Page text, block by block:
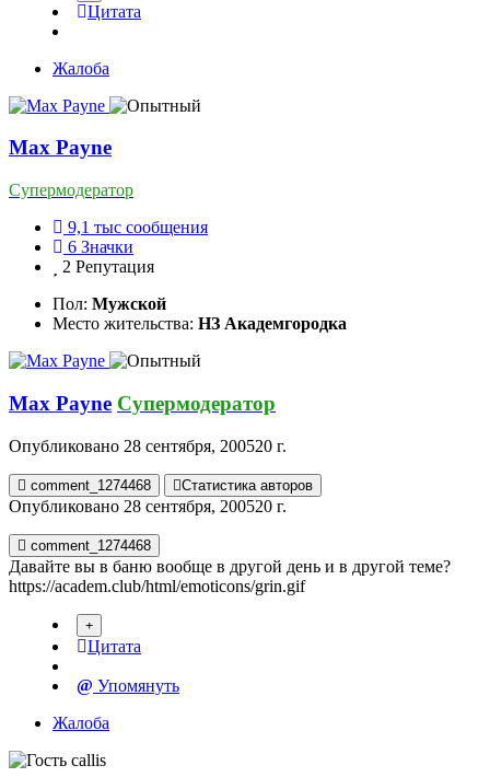
Цитата
Жалоба
Max Payne
Супермодератор
9,1 тыс сообщения
6 Значки
2 Репутация
Пол: Мужской
Место жительства: НЗ Академгородка
Max Payne Супермодератор
Опубликовано 28 сентября, 200520 г.
comment_1274468 Статистика авторов
Опубликовано 28 сентября, 200520 г.
comment_1274468
Давайте вы в баню вообще в другой день и в другой теме?
https://academ.club/html/emoticons/grin.gif
Цитата
Упомянуть
Жалоба